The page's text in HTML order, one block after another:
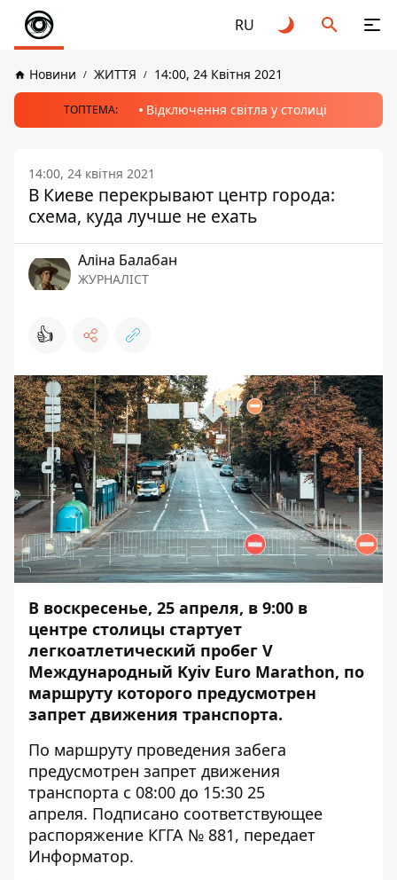
RU
Новини ЖИТТЯ 14:00, 24 Квітня 2021
ТОПТЕМА: Відключення світла у столиці
14:00, 24 квітня 2021
В Киеве перекрывают центр города:
схема, куда лучше не ехать
Аліна Балабан
ЖУРНАЛІСТ
👍
В воскресенье, 25 апреля, в 9:00 в
центре столицы стартует
легкоатлетический пробег V
Международный Kyiv Euro Marathon, по
маршруту которого предусмотрен
запрет движения транспорта.
По маршруту проведения забега
предусмотрен запрет движения
транспорта с 08:00 до 15:30 25
апреля. Подписано соответствующее
распоряжение КГГА № 881, передает
Информатор.